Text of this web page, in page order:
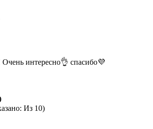
Очень интересно👌 спасибо💜
Из 10)